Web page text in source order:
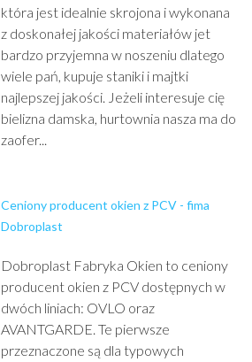
która jest idealnie skrojona i wykonana
z doskonałej jakości materiałów jet
bardzo przyjemna w noszeniu dlatego
wiele pań, kupuje staniki i majtki
najlepszej jakości. Jeżeli interesuje cię
bielizna damska, hurtownia nasza ma do
zaofer...
Ceniony producent okien z PCV - fima
Dobroplast
Dobroplast Fabryka Okien to ceniony
producent okien z PCV dostępnych w
dwóch liniach: OVLO oraz
AVANTGARDE. Te pierwsze
przeznaczone są dla typowych